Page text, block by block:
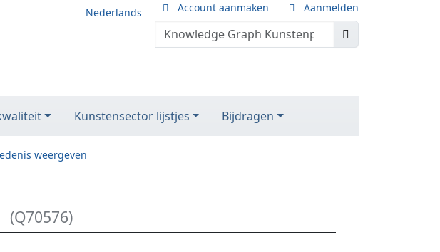
Nederlands Account aanmaken Aanmelden
Kunstensector lijstjes Bijdragen
weergeven
(Q70576)